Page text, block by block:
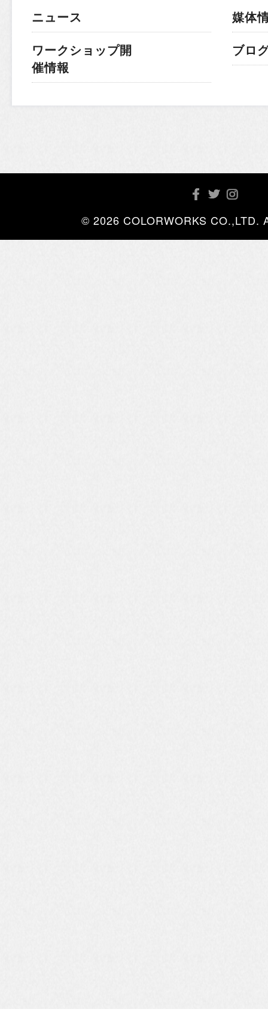
ニュース
ワークショップ開
催情報
媒体
ブロ
© 2026 COLORWORKS CO.,LTD.